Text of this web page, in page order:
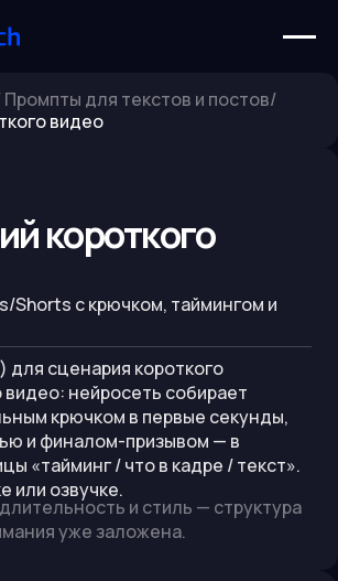
Промпты для текстов и постов/
видео
короткого
Shorts с крючком, таймингом и
для сценария короткого
видео: нейросеть собирает
крючком в первые секунды,
и финалом-призывом — в
«тайминг / что в кадре / текст».
или озвучке.
и стиль — структура
уже заложена.